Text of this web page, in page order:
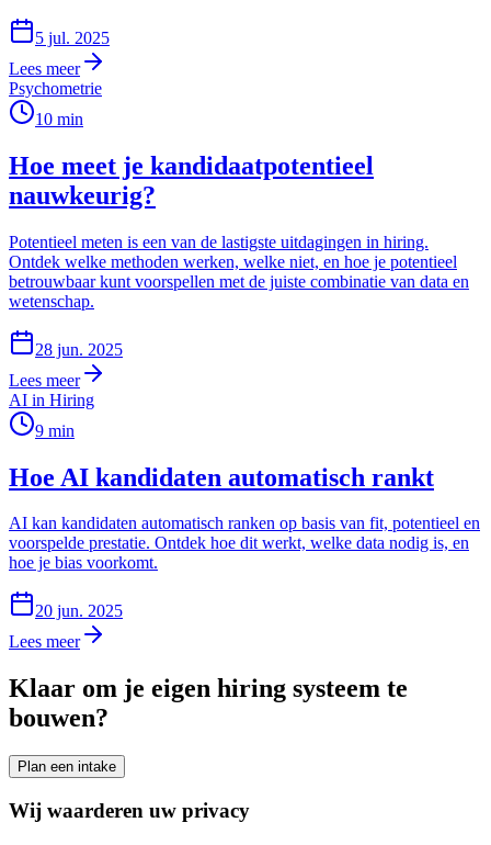
5 jul. 2025
Lees meer
Psychometrie
10 min
Hoe meet je kandidaatpotentieel
nauwkeurig?
Potentieel meten is een van de lastigste uitdagingen in hiring.
Ontdek welke methoden werken, welke niet, en hoe je potentieel
betrouwbaar kunt voorspellen met de juiste combinatie van data en
wetenschap.
28 jun. 2025
Lees meer
AI in Hiring
9 min
Hoe AI kandidaten automatisch rankt
AI kan kandidaten automatisch ranken op basis van fit, potentieel en
voorspelde prestatie. Ontdek hoe dit werkt, welke data nodig is, en
hoe je bias voorkomt.
20 jun. 2025
Lees meer
Klaar om je eigen hiring systeem te
bouwen?
Plan een intake
Wij waarderen uw privacy